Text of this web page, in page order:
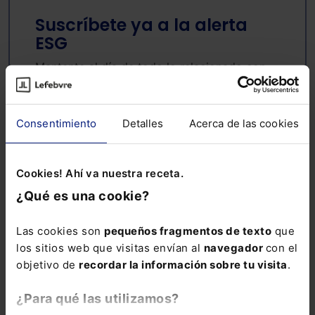
Consentimiento Detalles Acerca de las cookies
Cookies! Ahí va nuestra receta.
¿Qué es una cookie?
Las cookies son pequeños fragmentos de texto que
los sitios web que visitas envían al navegador con el
objetivo de recordar la información sobre tu visita.
¿Para qué las utilizamos?
Suscríbete ya a la alerta
ESG
Mantente al día de todo lo relacionado con
ESG: noticias, guías, informes sectoriales,
Nombre:
Email:
Consulta la información básica sobre Protección de Datos